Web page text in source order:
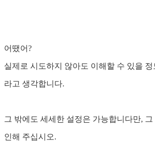
어땠어?
실제로 시도하지 않아도 이해할 수 있을 정
라고 생각합니다.
그 밖에도 세세한 설정은 가능합니다만, 그
인해 주십시오.